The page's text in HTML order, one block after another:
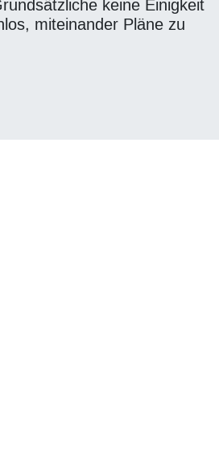
keine Einigkeit
miteinander Pläne zu